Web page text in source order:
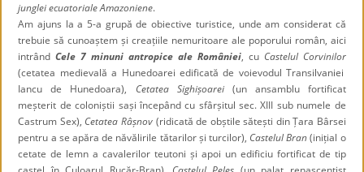
junglei ecuatoriale Amazoniene.
Am ajuns la a 5-a grupă de obiective turistice, unde am considerat că
trebuie să cunoaștem și creațiile nemuritoare ale poporului român, aici
intrândCele 7 minuni antropice ale României, cu Castelul Corvinilor
(cetatea medievală a Hunedoarei edificată de voievodul Transilvaniei
Iancu de Hunedoara), Cetatea Sighișoarei(un ansamblu fortificat
meșterit de coloniștii sași începând cu sfârșitul sec. XIII sub numele de
Castrum Sex), Cetatea Râșnov(ridicată de obștile sătești din Țara Bârsei
pentru a se apăra de năvălirile tătarilor și turcilor), Castelul Bran(inițial o
cetate de lemn a cavalerilor teutoni și apoi un edificiu fortificat de tip